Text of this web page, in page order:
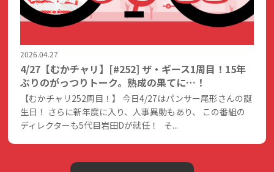
2026.04.27
4/27【むかチャリ】[#252] ザ・ギース1周目！15年
ぶりのがっつりトーク。熟成の果てに…！
【むかチャリ252周目！】 今日4/27はパンサー尾形さんの誕
生日！ さらに新年度に入り、人事異動もあり、 この番組の
ディレクターも5代目岩田Dが就任！ そ...